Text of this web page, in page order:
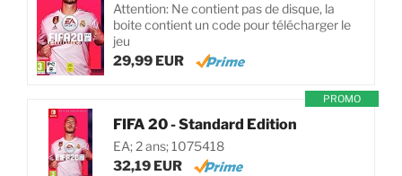
Attention: Ne contient pas de disque, la
boite contient un code pour télécharger le
jeu
29,99 EUR
PROMO
FIFA 20 - Standard Edition
EA; 2 ans; 1075418
32,19 EUR